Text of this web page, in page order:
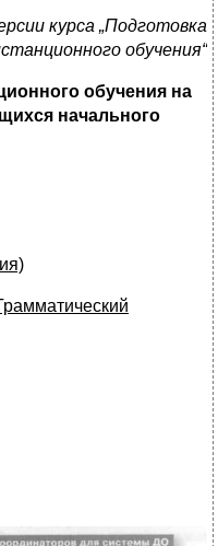
курса „Подготовка
обучения“
обучения на
начального